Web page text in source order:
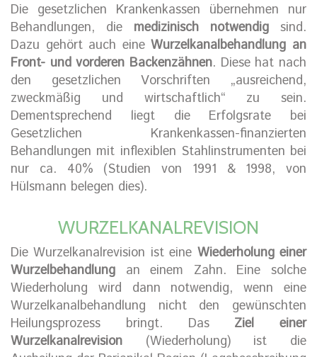
Die gesetzlichen Krankenkassen übernehmen nur
Behandlungen, die medizinisch notwendig sind.
Dazu gehört auch eineWurzelkanalbehandlung an
Front- und vorderen Backenzähnen. Diese hat nach
den gesetzlichen Vorschriften „ausreichend,
zweckmäßig und wirtschaftlich“ zu sein.
Dementsprechend liegt die Erfolgsrate bei
Gesetzlichen Krankenkassen-finanzierten
Behandlungen mit inflexiblen Stahlinstrumenten bei
nur ca. 40% (Studien von 1991 & 1998, von
Hülsmann belegen dies).
WURZELKANALREVISION
Die Wurzelkanalrevision ist eine Wiederholung einer
Wurzelbehandlung an einem Zahn. Eine solche
Wiederholung wird dann notwendig, wenn eine
Wurzelkanalbehandlung nicht den gewünschten
Heilungsprozess bringt. Das Ziel einer
Wurzelkanalrevision (Wiederholung) ist die